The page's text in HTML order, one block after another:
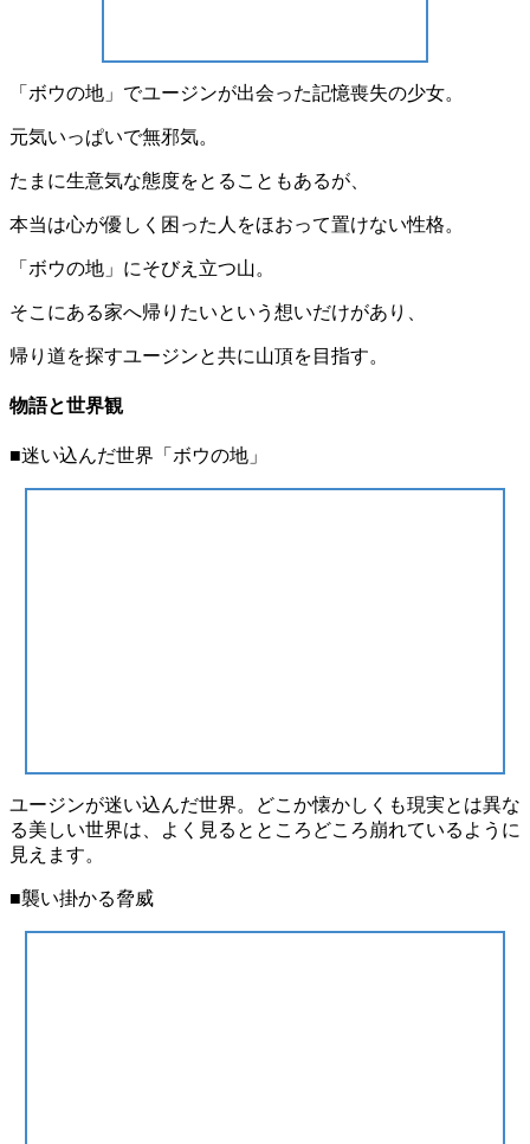
「ボウの地」でユージンが出会った記憶喪失の少女。
元気いっぱいで無邪気。
たまに生意気な態度をとることもあるが、
本当は心が優しく困った人をほおって置けない性格。
「ボウの地」にそびえ立つ山。
そこにある家へ帰りたいという想いだけがあり、
帰り道を探すユージンと共に山頂を目指す。
物語と世界観
■迷い込んだ世界「ボウの地」
ユージンが迷い込んだ世界。どこか懐かしくも現実とは異な
る美しい世界は、よく見るとところどころ崩れているように
見えます。
■襲い掛かる脅威